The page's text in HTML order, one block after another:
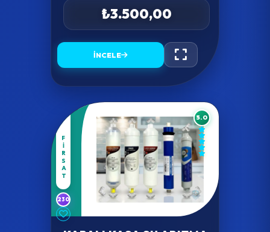
₺3.500,00
İNCELE
FIRSAT
230
5.0